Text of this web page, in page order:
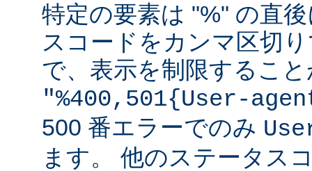
特定の要素は "%" の直
スコードをカンマ区切
で、表示を制限するこ
"%400,501{User-
500 番エラーでのみ
ます。 他のステータス